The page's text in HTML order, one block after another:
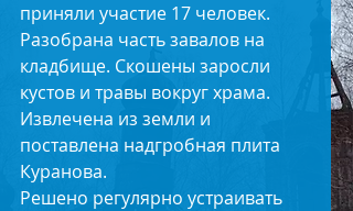
приняли участие 17 человек.
Разобрана часть завалов на
кладбище. Скошены заросли
кустов и травы вокруг храма.
Извлечена из земли и
поставлена надгробная плита
Куранова.
Решено регулярно устраивать